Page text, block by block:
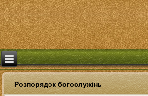
Розпорядок богослужінь